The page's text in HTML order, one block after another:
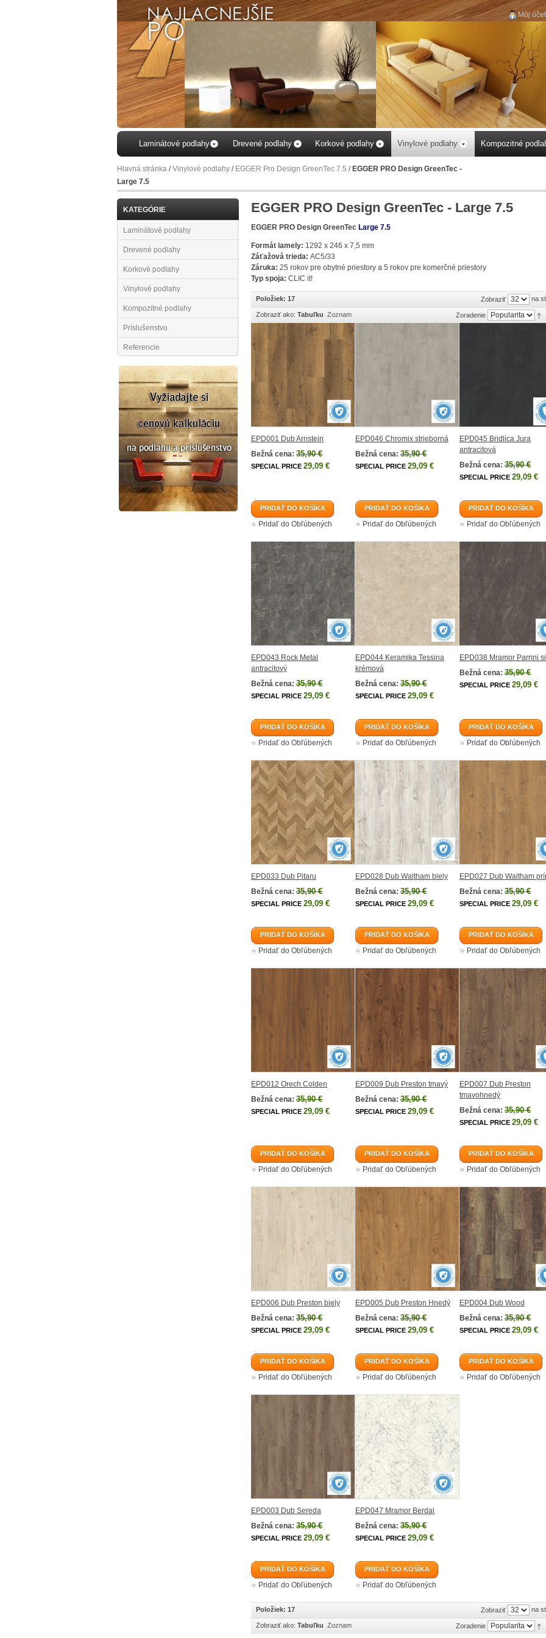
Môj účet
Laminátové podlahy Drevené podlahy Korkové podlahy Vinylové podlahy Kompozitné
Hlavná stránka /Vinylové podlahy / EGGER Pro Design GreenTec 7.5 / EGGER PRO Design GreenTec -
Large 7.5
KATEGÓRIE
Laminátové podlahy
Drevené podlahy
Korkové podlahy
Vinylové podlahy
Kompozitné podlahy
Príslušenstvo
Referencie
EGGER PRO Design GreenTec - Large 7.5
EGGER PRO Design GreenTec Large 7.5
Formát lamely: 1292 x 246 x 7,5 mm
Záťažová trieda: AC5/33
Záruka: 25 rokov pre obytné priestory a 5 rokov pre komerčné priestory
Typ spoja: CLIC it!
Položiek: 17 Zobraziť na
Zobraziť ako: Tabuľku Zoznam Zoradenie
EPD001 Dub Arnstein
Bežná cena: 35,90 €
SPECIAL PRICE 29,09 €
PRIDAŤ DO KOŠÍKA
Pridať do Obľúbených
EPD046 Chromix strieborná
Bežná cena: 35,90 €
SPECIAL PRICE 29,09 €
PRIDAŤ DO KOŠÍKA
Pridať do Obľúbených
EPD045 Bridlica Jura
antracitová
Bežná cena: 35,90 €
SPECIAL PRICE 29,09 €
PRIDAŤ DO KOŠÍKA
Pridať do Obľúbených
EPD043 Rock Metal
antracitový
Bežná cena: 35,90 €
SPECIAL PRICE 29,09 €
PRIDAŤ DO KOŠÍKA
Pridať do Obľúbených
EPD044 Keramika Tessina
krémová
Bežná cena: 35,90 €
SPECIAL PRICE 29,09 €
PRIDAŤ DO KOŠÍKA
Pridať do Obľúbených
EPD038 Mramor Parrini
Bežná cena: 35,90 €
SPECIAL PRICE 29,09 €
PRIDAŤ DO KOŠÍKA
Pridať do Obľúbených
EPD033 Dub Pitaru
Bežná cena: 35,90 €
SPECIAL PRICE 29,09 €
PRIDAŤ DO KOŠÍKA
Pridať do Obľúbených
EPD028 Dub Waltham biely
Bežná cena: 35,90 €
SPECIAL PRICE 29,09 €
PRIDAŤ DO KOŠÍKA
Pridať do Obľúbených
EPD027 Dub Waltham
Bežná cena: 35,90 €
SPECIAL PRICE 29,09 €
PRIDAŤ DO KOŠÍKA
Pridať do Obľúbených
EPD012 Orech Colden
Bežná cena: 35,90 €
SPECIAL PRICE 29,09 €
PRIDAŤ DO KOŠÍKA
Pridať do Obľúbených
EPD009 Dub Preston tmavý
Bežná cena: 35,90 €
SPECIAL PRICE 29,09 €
PRIDAŤ DO KOŠÍKA
Pridať do Obľúbených
EPD007 Dub Preston
tmavohnedý
Bežná cena: 35,90 €
SPECIAL PRICE 29,09 €
PRIDAŤ DO KOŠÍKA
Pridať do Obľúbených
EPD006 Dub Preston biely
Bežná cena: 35,90 €
SPECIAL PRICE 29,09 €
PRIDAŤ DO KOŠÍKA
Pridať do Obľúbených
EPD005 Dub Preston Hnedý
Bežná cena: 35,90 €
SPECIAL PRICE 29,09 €
PRIDAŤ DO KOŠÍKA
Pridať do Obľúbených
EPD004 Dub Wood
Bežná cena: 35,90 €
SPECIAL PRICE 29,09 €
PRIDAŤ DO KOŠÍKA
Pridať do Obľúbených
EPD003 Dub Sereda
Bežná cena: 35,90 €
SPECIAL PRICE 29,09 €
PRIDAŤ DO KOŠÍKA
Pridať do Obľúbených
EPD047 Mramor Berdal
Bežná cena: 35,90 €
SPECIAL PRICE 29,09 €
PRIDAŤ DO KOŠÍKA
Pridať do Obľúbených
Položiek: 17 Zobraziť na
Zobraziť ako: Tabuľku Zoznam Zoradenie
...vyberte si podlahu k
Vášmu obytnému
priestoru...